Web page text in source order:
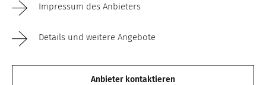
Impressum des Anbieters
Details und weitere Angebote
Anbieter kontaktieren